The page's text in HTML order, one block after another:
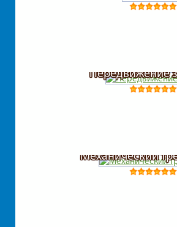
Передвижение
Механический